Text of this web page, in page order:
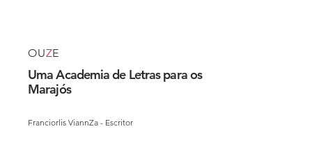
OUZE
Uma Academia de Letras para os
Marajós
Franciorlis ViannZa - Escritor